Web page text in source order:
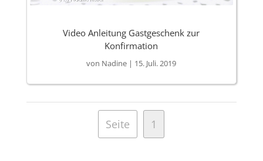
Video Anleitung Gastgeschenk zur
Konfirmation
von Nadine | 15. Juli. 2019
Seite 1